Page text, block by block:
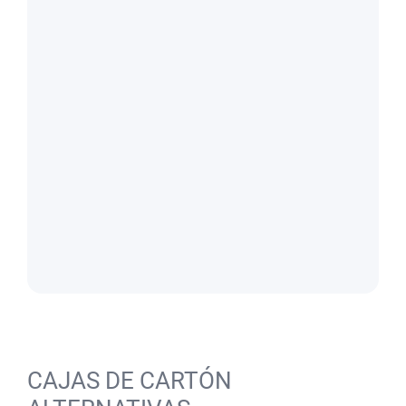
CAJAS DE CARTÓN